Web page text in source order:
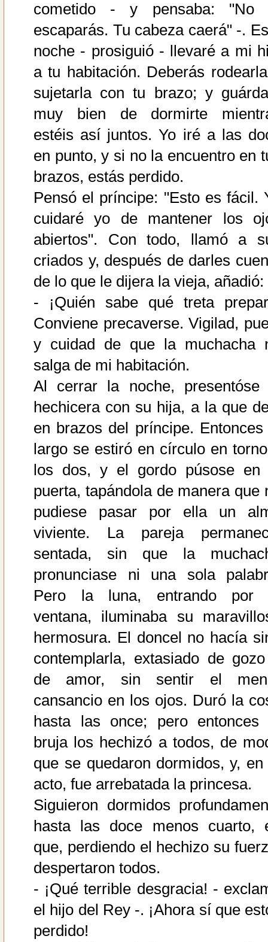
cometido - y pensaba: "No
escaparás. Tu cabeza caerá" -.
noche - prosiguió - llevaré a mi
a tu habitación. Deberás
sujetarla con tu brazo; y
muy bien de dormirte
estéis así juntos. Yo iré a las
en punto, y si no la encuentro en
brazos, estás perdido.
Pensó el príncipe: "Esto es fácil.
cuidaré yo de mantener los
abiertos". Con todo, llamó a
criados y, después de darles
de lo que le dijera la vieja, añadió:
- ¡Quién sabe qué treta
Conviene precaverse. Vigilad,
y cuidad de que la muchacha
salga de mi habitación.
Al cerrar la noche, presentóse
hechicera con su hija, a la que
en brazos del príncipe. Entonces
largo se estiró en círculo en
los dos, y el gordo púsose en
puerta, tapándola de manera que
pudiese pasar por ella un
viviente. La pareja
sentada, sin que la
pronunciase ni una sola
Pero la luna, entrando por
ventana, iluminaba su
hermosura. El doncel no hacía
contemplarla, extasiado de
de amor, sin sentir el
cansancio en los ojos. Duró la
hasta las once; pero entonces
bruja los hechizó a todos, de
que se quedaron dormidos, y, en
acto, fue arrebatada la princesa.
Siguieron dormidos
hasta las doce menos cuarto,
que, perdiendo el hechizo su
despertaron todos.
- ¡Qué terrible desgracia! -
el hijo del Rey -. ¡Ahora sí que
perdido!